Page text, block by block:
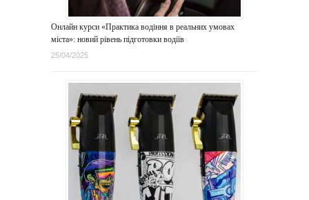
Онлайн курси «Практика водіння в реальних умовах
міста»: новий рівень підготовки водіїв
25/04/2025